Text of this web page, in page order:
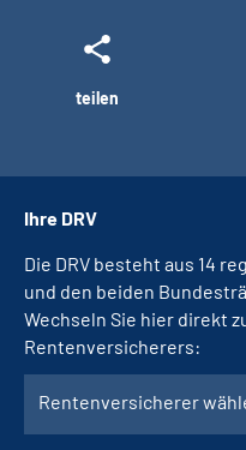
teilen
Ihre DRV
Die DRV besteht aus 14
und den beiden
Wechseln Sie hier direkt
Rentenversicherers:
Rentenversicherer